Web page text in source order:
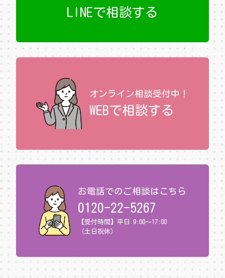
LINEで相談する
オンライン相談受付中！
WEBで相談する
お電話でのご相談はこちら
0120-22-5267
【受付時間】平日 9:00～17:00
（土日祝休）